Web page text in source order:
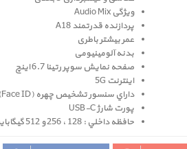
ویژگی Audio Mix
پردازنده قدرتمند A18
عمر بیشتر باطری
بدنه آلومینیومی
صفحه نمايش سوپر رتينا 6.7 اينچ
اینترنت 5G
داراي سنسور تشخيص چهره (Face ID)
پورت شارژ USB-C
حافظه داخلي : 128 ، 256 و 512 گيگابايت